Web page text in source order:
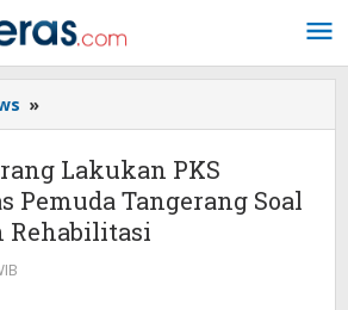
»
Tangerang
Lakukan
PKS
Dengan
Lapas
Lakukan PKS
Pemuda Tangerang Soal
Rehabilitasi